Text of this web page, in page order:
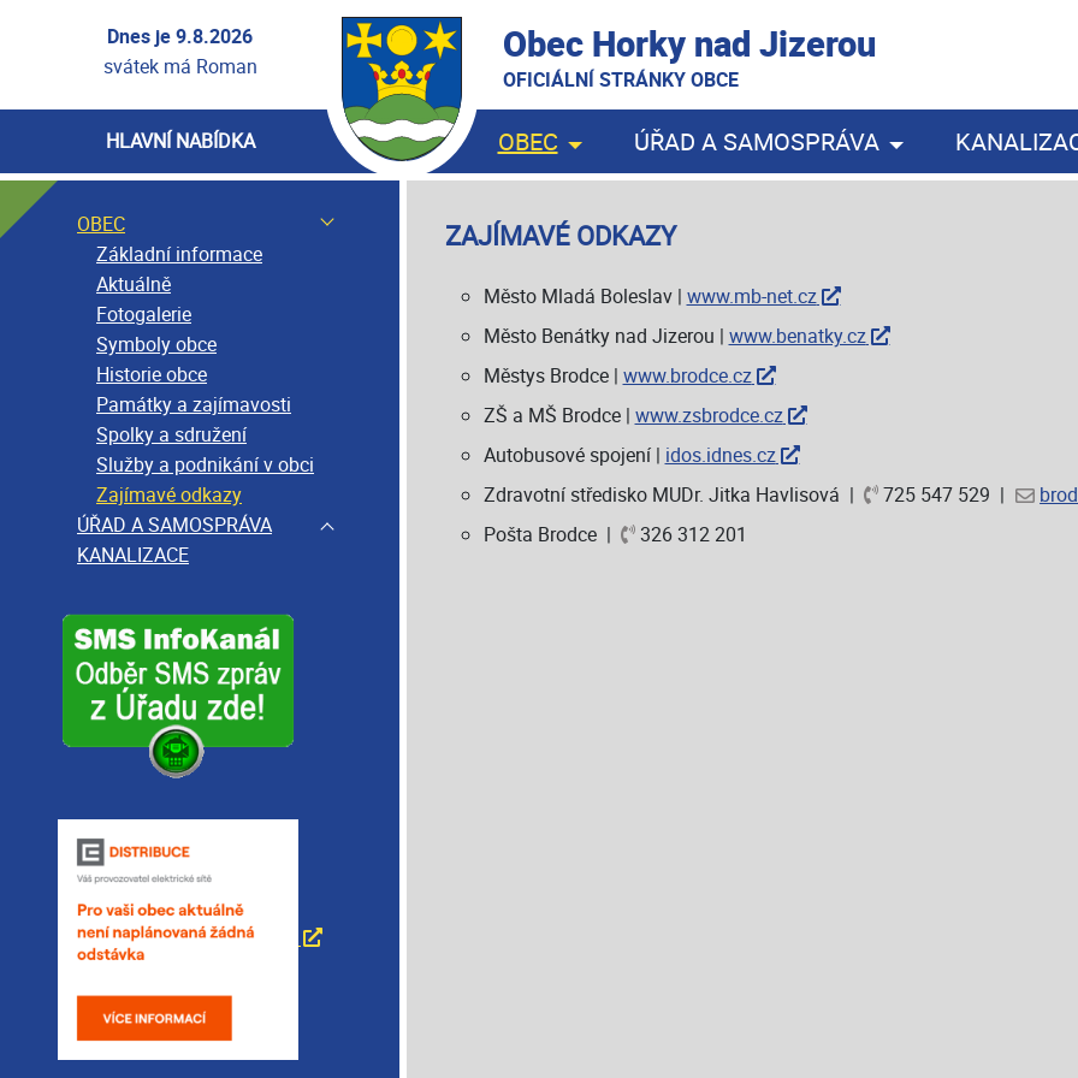
Dnes je 9.8.2026
svátek má Roman
Obec Horky nad Jizerou
OFICIÁLNÍ STRÁNKY OBCE
HLAVNÍ NABÍDKA OBEC ÚŘAD A SAMOSPRÁVA
OBEC
Základní informace
Aktuálně
Fotogalerie
Symboly obce
Historie obce
Památky a zajímavosti
Spolky a sdružení
Služby a podnikání v obci
Zajímavé odkazy
ÚŘAD A SAMOSPRÁVA
KANALIZACE
ZAJÍMAVÉ ODKAZY
Město Mladá Boleslav | www.mb-net.cz
Město Benátky nad Jizerou | www.benatky.cz
Městys Brodce | www.brodce.cz
ZŠ a MŠ Brodce | www.zsbrodce.cz
Autobusové spojení | idos.idnes.cz
Zdravotní středisko MUDr. Jitka Havlisová |
725 547 529 |
Pošta Brodce |
326 312 201